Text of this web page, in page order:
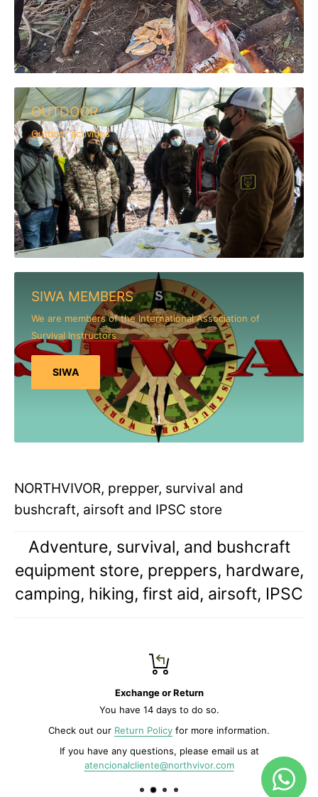
OUTDOOR
Outdoor activities
SIWA MEMBERS
We are members of the International Association of
Survival Instructors
SIWA
NORTHVIVOR, prepper, survival and
bushcraft, airsoft and IPSC store
Adventure, survival, and bushcraft
equipment store, preppers, hardware,
camping, hiking, first aid, airsoft, IPSC
Exchange or Return
You have 14 days to do so.
Check out our Return Policy for more information.
If you have any questions, please email us at
atencionalcliente@northvivor.com